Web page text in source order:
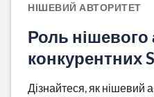
НІШЕВИЙ АВТОРИТЕТ
Роль нішевого
конкурентних
Дізнайтеся, як нішевий